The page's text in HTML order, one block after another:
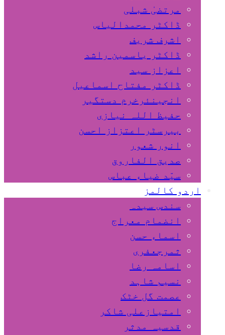
مرتضیٰ شبلی
ڈاکٹر محمدالیاس
اشرف شریف
ڈاکٹر یاسمین راشد
اعزاز سید
ڈاکٹر مفتاح اسماعیل
انجینئرخرم دستگیر
حفیظ اللہ نیازی
بیرسٹر اعتزاز احسن
انور شعور
صدیق الفاروق
سیّد ضیاء عباس
اردو کالمز
سندس سیدہ
انضمام معراج
اسماء حسن
ثمرجعفری
اسامہ رضا
نسیم شاہد
عصمت گل خٹک
امتیازعلی شاکر
قدسیہ مدثر